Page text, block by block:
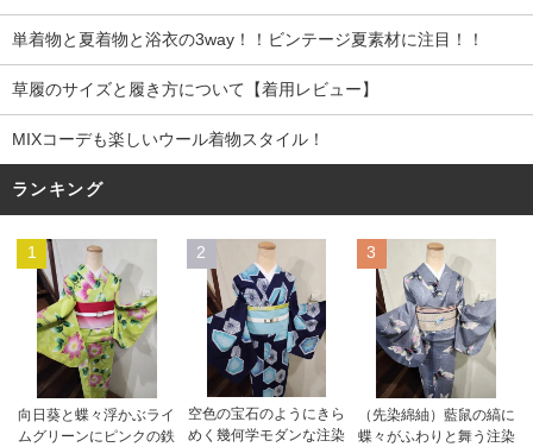
単着物と夏着物と浴衣の3way！！ビンテージ夏素材に注目！！
草履のサイズと履き方について【着用レビュー】
MIXコーデも楽しいウール着物スタイル！
ランキング
1
向日葵と蝶々浮かぶライ
ムグリーンにピンクの鉄
2
空色の宝石のようにきら
めく幾何学モダンな注染
3
（先染綿紬）藍鼠の縞に
蝶々がふわりと舞う注染